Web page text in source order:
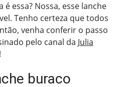
essa? Nossa, esse lanche
Tenho certeza que todos
venha conferir o passo
pelo canal da Julia
buraco